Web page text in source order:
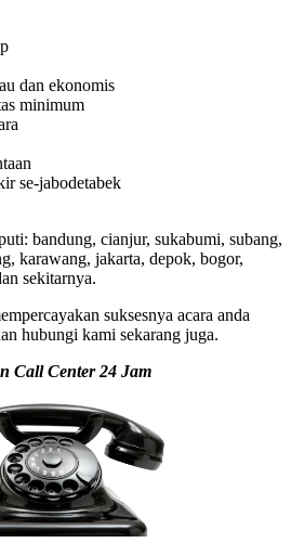
dan ekonomis
minimum
se-jabodetabek
bandung, cianjur, sukabumi, subang,
karawang, jakarta, depok, bogor,
sekitarnya.
suksesnya acara anda
hubungi kami sekarang juga.
Call Center 24 Jam